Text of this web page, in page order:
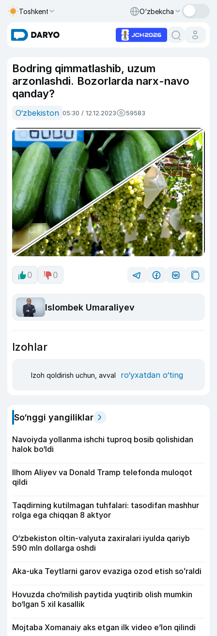
Toshkent O‘zbekcha
Bodring qimmatlashib, uzum
arzonlashdi. Bozorlarda narx-navo
qanday?
O‘zbekiston 05:30 / 12.12.2023 59583
0 0
Islombek Umaraliyev
Izohlar
Izoh qoldirish uchun, avval ro‘yxatdan o‘ting
So‘nggi yangiliklar
Navoiyda yollanma ishchi tuproq bosib qolishidan
halok bo‘ldi
Ilhom Aliyev va Donald Tramp telefonda muloqot
qildi
Taqdirning kutilmagan tuhfalari: tasodifan mashhur
rolga ega chiqqan 8 aktyor
O‘zbekiston oltin-valyuta zaxiralari iyulda qariyb
590 mln dollarga oshdi
Aka-uka Teytlarni garov evaziga ozod etish soʻraldi
Hovuzda cho‘milish paytida yuqtirib olish mumkin
bo‘lgan 5 xil kasallik
Mojtaba Xomanaiy aks etgan ilk video e’lon qilindi